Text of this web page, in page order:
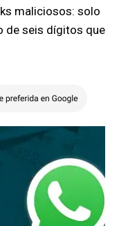
maliciosos: solo
de seis dígitos que